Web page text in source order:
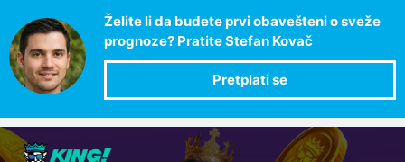
Želite li da budete prvi obavešteni o sveže
prognoze? Pratite Stefan Kovač